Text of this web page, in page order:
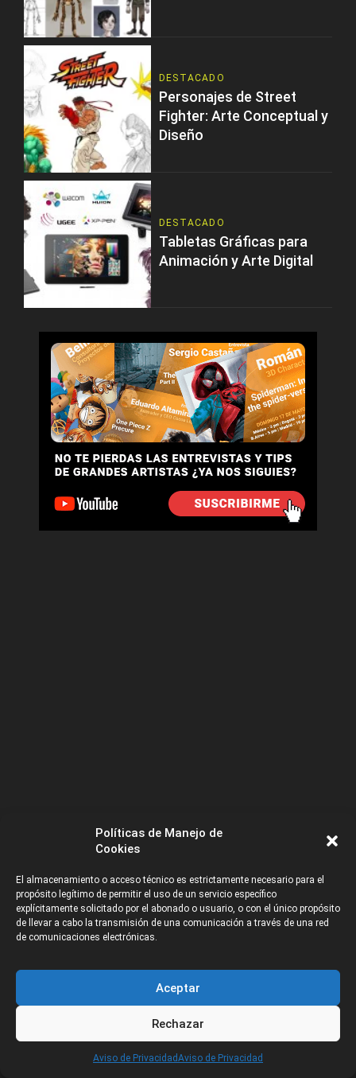
Políticas de Manejo de
Cookies
El almacenamiento o acceso técnico es estrictamente necesario para el
propósito legítimo de permitir el uso de un servicio específico
explícitamente solicitado por el abonado o usuario, o con el único propósito
de llevar a cabo la transmisión de una comunicación a través de una red
de comunicaciones electrónicas.
Aceptar
Rechazar
Aviso de PrivacidadAviso de Privacidad
DESTACADO
Personajes de Street
Fighter: Arte Conceptual y
Diseño
DESTACADO
Tabletas Gráficas para
Animación y Arte Digital